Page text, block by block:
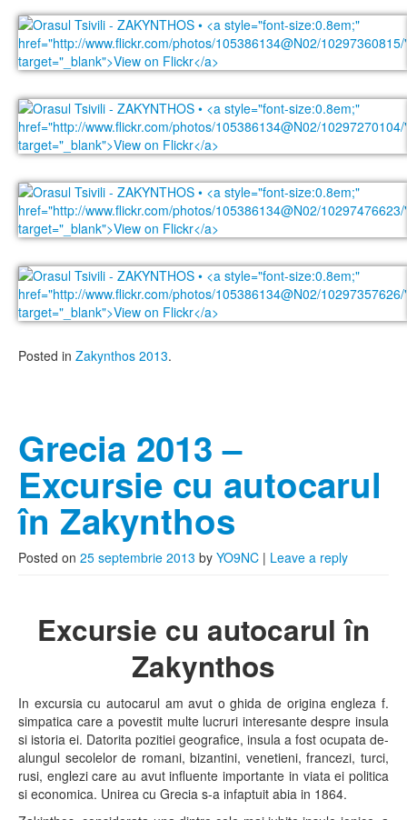
Posted in Zakynthos 2013.
Grecia 2013 –
Excursie cu autocarul
în Zakynthos
Posted on 25 septembrie 2013 by YO9NC | Leave a reply
Excursie cu autocarul în
Zakynthos
In excursia cu autocarul am avut o ghida de origina engleza f.
simpatica care a povestit multe lucruri interesante despre insula
si istoria ei. Datorita pozitiei geografice, insula a fost ocupata de-
alungul secolelor de romani, bizantini, venetieni, francezi, turci,
rusi, englezi care au avut influente importante in viata ei politica
si economica. Unirea cu Grecia s-a infaptuit abia in 1864.